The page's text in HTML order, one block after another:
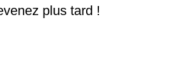
plus tard !